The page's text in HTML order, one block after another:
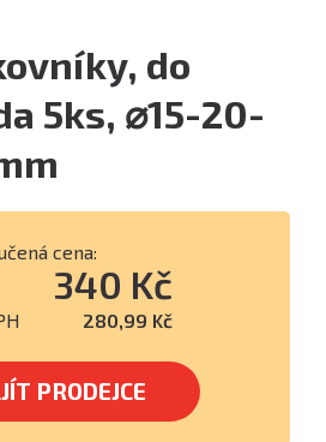
do
5ks, ⌀15-20-
cena:
340 Kč
280,99 Kč
PRODEJCE